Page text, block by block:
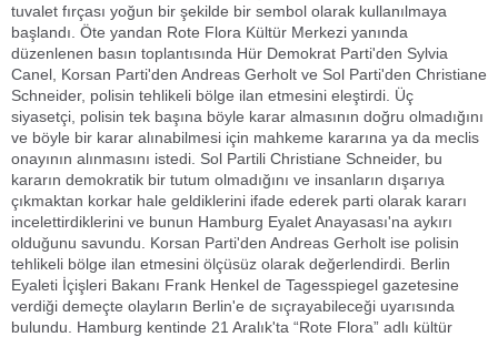
tuvalet fırçası yoğun bir şekilde bir sembol olarak kullanılmaya
başlandı. Öte yandan Rote Flora Kültür Merkezi yanında
düzenlenen basın toplantısında Hür Demokrat Parti'den Sylvia
Canel, Korsan Parti'den Andreas Gerholt ve Sol Parti'den Christiane
Schneider, polisin tehlikeli bölge ilan etmesini eleştirdi. Üç
siyasetçi, polisin tek başına böyle karar almasının doğru olmadığını
ve böyle bir karar alınabilmesi için mahkeme kararına ya da meclis
onayının alınmasını istedi. Sol Partili Christiane Schneider, bu
kararın demokratik bir tutum olmadığını ve insanların dışarıya
çıkmaktan korkar hale geldiklerini ifade ederek parti olarak kararı
incelettirdiklerini ve bunun Hamburg Eyalet Anayasası'na aykırı
olduğunu savundu. Korsan Parti'den Andreas Gerholt ise polisin
tehlikeli bölge ilan etmesini ölçüsüz olarak değerlendirdi. Berlin
Eyaleti İçişleri Bakanı Frank Henkel de Tagesspiegel gazetesine
verdiği demeçte olayların Berlin'e de sıçrayabileceği uyarısında
bulundu. Hamburg kentinde 21 Aralık'ta “Rote Flora” adlı kültür